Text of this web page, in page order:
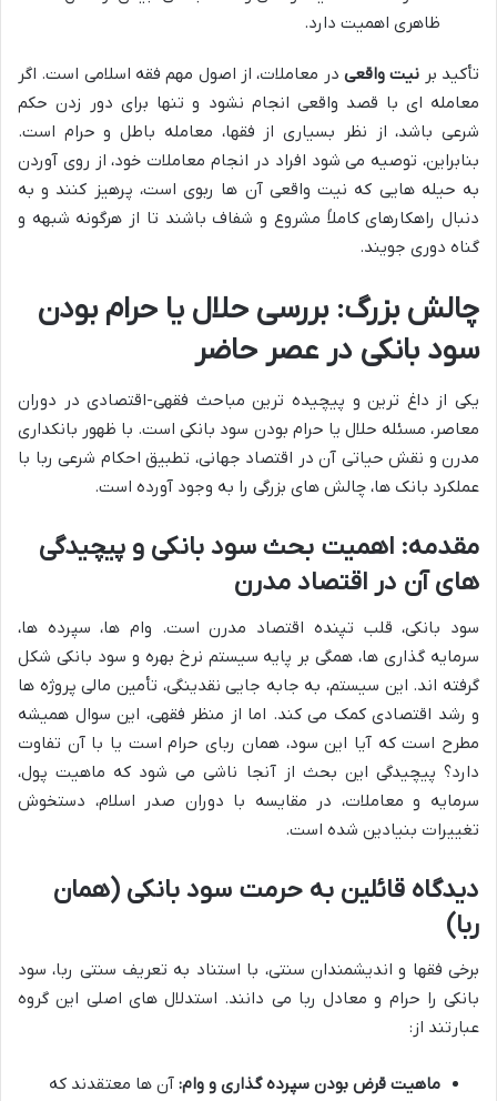
ظاهری اهمیت دارد.
تأکید بر نیت واقعی در معاملات، از اصول مهم فقه اسلامی است. اگر
معامله ای با قصد واقعی انجام نشود و تنها برای دور زدن حکم
شرعی باشد، از نظر بسیاری از فقها، معامله باطل و حرام است.
بنابراین، توصیه می شود افراد در انجام معاملات خود، از روی آوردن
به حیله هایی که نیت واقعی آن ها ربوی است، پرهیز کنند و به
دنبال راهکارهای کاملاً مشروع و شفاف باشند تا از هرگونه شبهه و
گناه دوری جویند.
چالش بزرگ: بررسی حلال یا حرام بودن
سود بانکی در عصر حاضر
یکی از داغ ترین و پیچیده ترین مباحث فقهی-اقتصادی در دوران
معاصر، مسئله حلال یا حرام بودن سود بانکی است. با ظهور بانکداری
مدرن و نقش حیاتی آن در اقتصاد جهانی، تطبیق احکام شرعی ربا با
عملکرد بانک ها، چالش های بزرگی را به وجود آورده است.
مقدمه: اهمیت بحث سود بانکی و پیچیدگی
های آن در اقتصاد مدرن
سود بانکی، قلب تپنده اقتصاد مدرن است. وام ها، سپرده ها،
سرمایه گذاری ها، همگی بر پایه سیستم نرخ بهره و سود بانکی شکل
گرفته اند. این سیستم، به جابه جایی نقدینگی، تأمین مالی پروژه ها
و رشد اقتصادی کمک می کند. اما از منظر فقهی، این سوال همیشه
مطرح است که آیا این سود، همان ربای حرام است یا با آن تفاوت
دارد؟ پیچیدگی این بحث از آنجا ناشی می شود که ماهیت پول،
سرمایه و معاملات، در مقایسه با دوران صدر اسلام، دستخوش
تغییرات بنیادین شده است.
دیدگاه قائلین به حرمت سود بانکی (همان
ربا)
برخی فقها و اندیشمندان سنتی، با استناد به تعریف سنتی ربا، سود
بانکی را حرام و معادل ربا می دانند. استدلال های اصلی این گروه
عبارتند از:
ماهیت قرض بودن سپرده گذاری و وام: آن ها معتقدند که